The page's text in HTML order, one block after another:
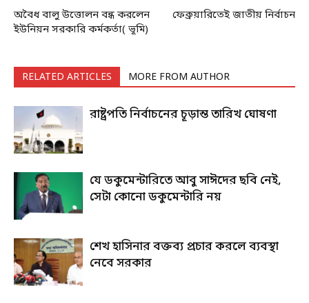
অবৈধ বালু উত্তোলন বন্ধ করলেন
ইউনিয়ন সরকারি কর্মকর্তা( ভূমি)
ফেব্রুয়ারিতেই জাতীয় নির্বাচন
RELATED ARTICLES MORE FROM AUTHOR
রাষ্ট্রপতি নির্বাচনের চূড়ান্ত তারিখ ঘোষণা
যে ডকুমেন্টারিতে আবু সাঈদের ছবি নেই,
সেটা কোনো ডকুমেন্টারি নয়
শেখ হাসিনার বক্তব্য প্রচার করলে ব্যবস্থা
নেবে সরকার